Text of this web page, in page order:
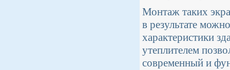
Монтаж таких
в результате
характеристики
утеплителем
современный и